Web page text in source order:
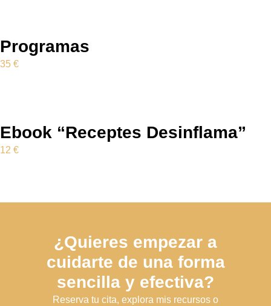
Programas
35 €
Ebook “Receptes Desinflama”
12 €
¿Quieres empezar a
cuidarte de una forma
sencilla y efectiva?
Reserva tu cita, explora mis recursos o